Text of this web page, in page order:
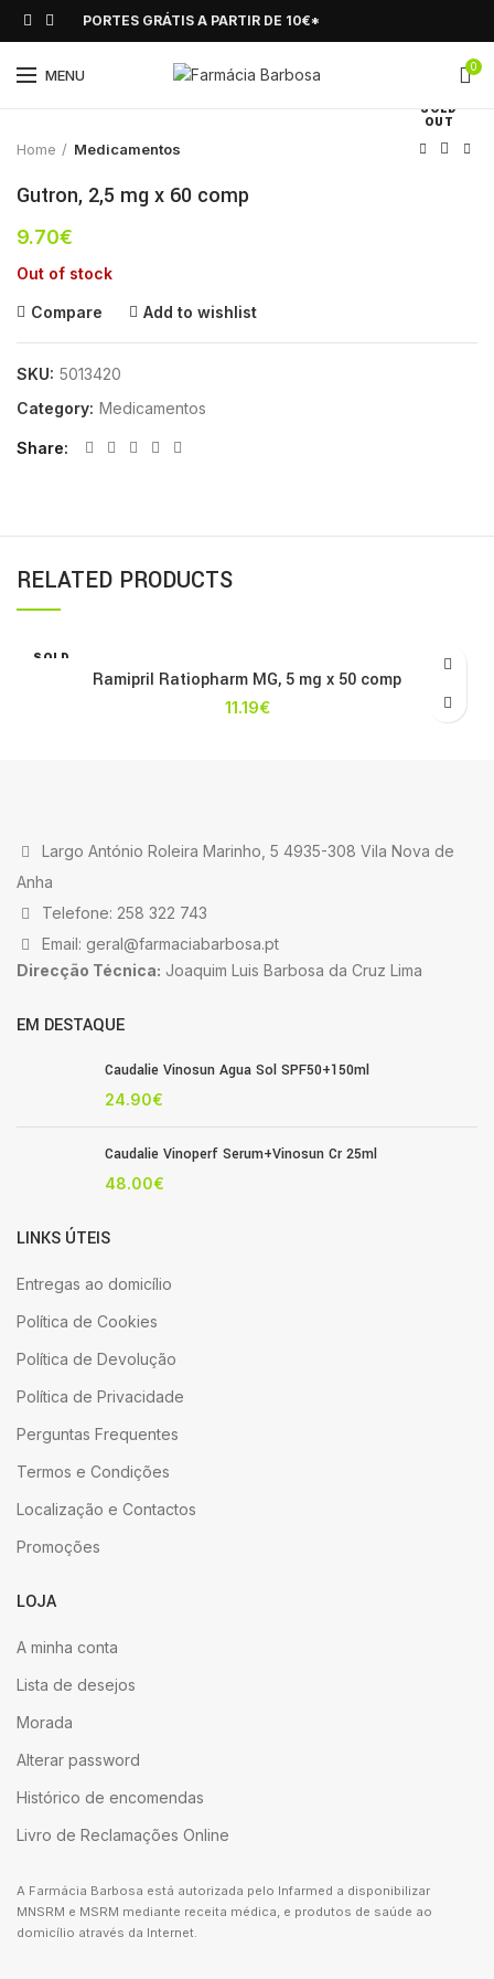
PORTES GRÁTIS A PARTIR DE 10€*
MENU 0
SOLD
OUT
Click to enlarge
Home Medicamentos
Gutron, 2,5 mg x 60 comp
9.70€
Out of stock
Compare Add to wishlist
SKU: 5013420
Category: Medicamentos
Share
RELATED PRODUCTS
SOLD
Ramipril Ratiopharm MG, 5 mg x 50 comp
11.19€
Largo António Roleira Marinho, 5 4935-308 Vila Nova de
Anha
Telefone: 258 322 743
Email: geral@farmaciabarbosa.pt
Direcção Técnica: Joaquim Luis Barbosa da Cruz Lima
EM DESTAQUE
Caudalie Vinosun Agua Sol SPF50+150ml
24.90€
Caudalie Vinoperf Serum+Vinosun Cr 25ml
48.00€
LINKS ÚTEIS
Entregas ao domicílio
Política de Cookies
Política de Devolução
Política de Privacidade
Perguntas Frequentes
Termos e Condições
Localização e Contactos
Promoções
LOJA
A minha conta
Lista de desejos
Morada
Alterar password
Histórico de encomendas
Livro de Reclamações Online
A Farmácia Barbosa está autorizada pelo Infarmed a disponibilizar
MNSRM e MSRM mediante receita médica, e produtos de saúde ao
domicílio através da Internet.